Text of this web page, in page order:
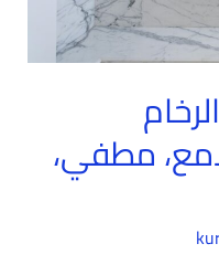
مطفي،